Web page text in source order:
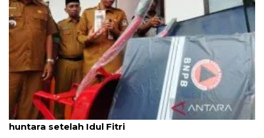
Korban bencana di Aceh Barat sepakat huni
huntara setelah Idul Fitri